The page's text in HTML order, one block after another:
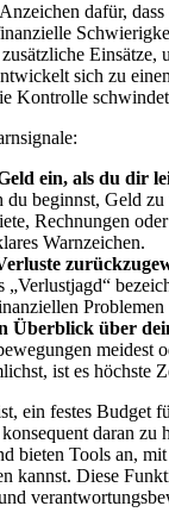
dafür, dass
Einsätze,
sich zu
Kontrolle
ein, als du dir
du beginnst, Geld zu
Rechnungen
Warnzeichen.
„Verlustjagd“
Problemen
Überblick über
meidest
ist es höchste
ein festes Budget
daran zu
bieten Tools an,
kannst. Diese